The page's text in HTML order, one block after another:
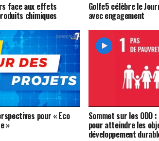
face aux effets
chimiques
Golfe5 célèbre le
avec engagement
pour « Eco
»
Sommet sur les ODD
pour atteindre les
développement